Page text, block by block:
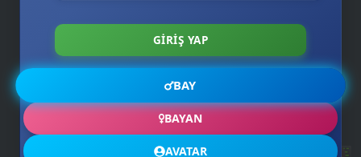
🤷‍♂️
BAY
BAYAN
AVATAR